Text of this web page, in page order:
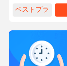
ベストプラ